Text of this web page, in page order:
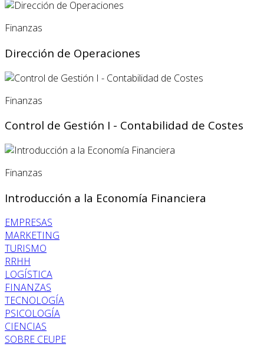
Finanzas
Dirección de Operaciones
Finanzas
Control de Gestión I - Contabilidad de Costes
Finanzas
Introducción a la Economía Financiera
EMPRESAS
MARKETING
TURISMO
RRHH
LOGÍSTICA
FINANZAS
TECNOLOGÍA
PSICOLOGÍA
CIENCIAS
SOBRE CEUPE